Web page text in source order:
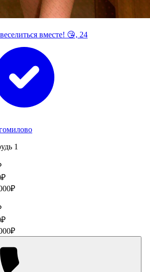
вместе! 😘, 24
1